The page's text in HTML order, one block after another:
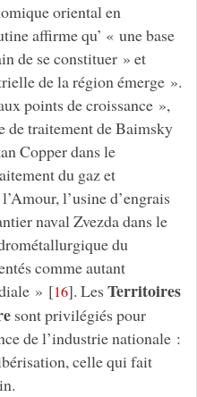
oriental en
affirme qu’ « une base
de se constituer » et
de la région émerge ».
points de croissance »,
de traitement de Baimsky
Copper dans le
du gaz et
l’usine d’engrais
naval Zvezda dans le
du
comme autant
» [16]. Les Territoires
sont privilégiés pour
de l’industrie nationale :
celle qui fait